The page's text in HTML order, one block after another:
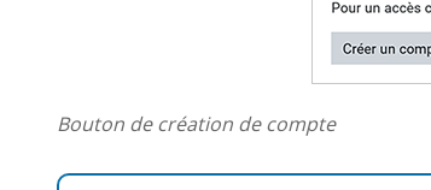
Bouton de création de compte